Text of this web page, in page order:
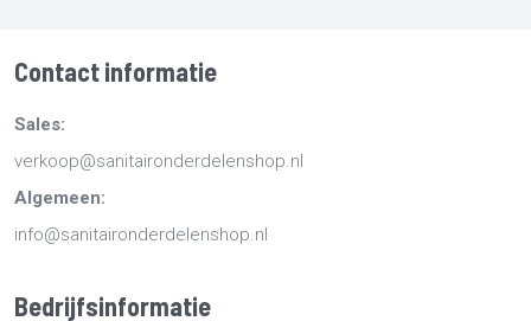
Contact informatie
Sales:
verkoop@sanitaironderdelenshop.nl
Algemeen:
info@sanitaironderdelenshop.nl
Bedrijfsinformatie